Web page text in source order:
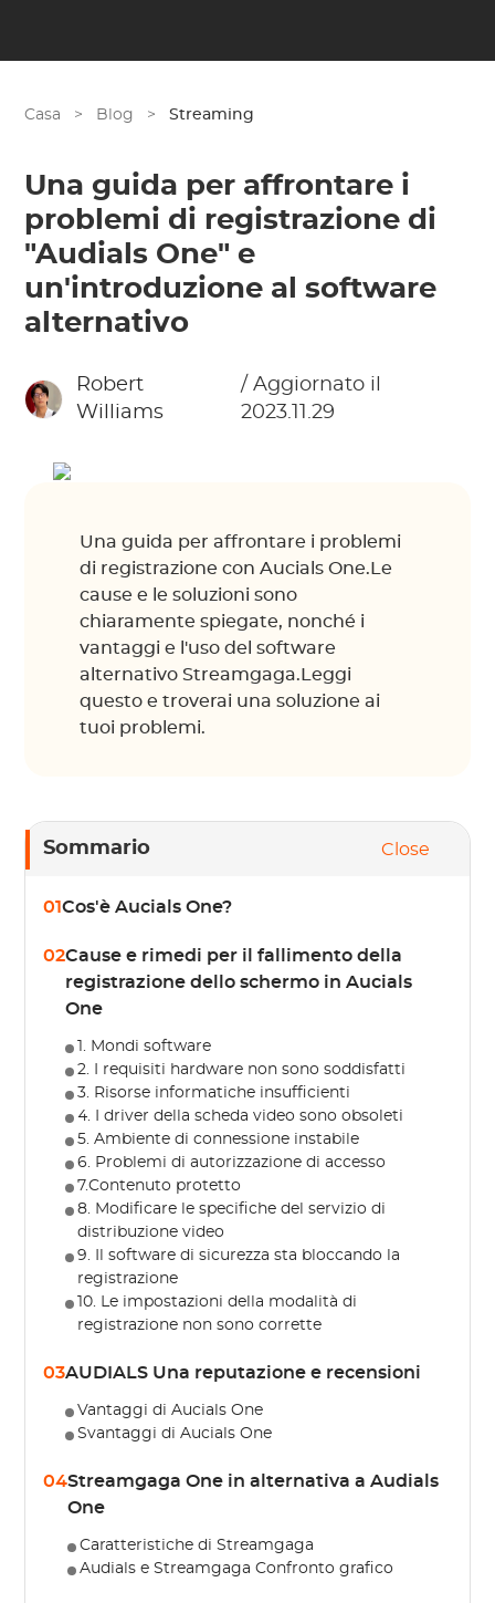
Casa > Blog > Streaming
Una guida per affrontare i
problemi di registrazione di
"Audials One" e
un'introduzione al software
alternativo
Robert
Williams
/ Aggiornato il
2023.11.29
Una guida per affrontare i problemi
di registrazione con Aucials One.Le
cause e le soluzioni sono
chiaramente spiegate, nonché i
vantaggi e l'uso del software
alternativo Streamgaga.Leggi
questo e troverai una soluzione ai
tuoi problemi.
Sommario Close
01Cos'è Aucials One?
02Cause e rimedi per il fallimento della
registrazione dello schermo in Aucials
One
1. Mondi software
2. I requisiti hardware non sono soddisfatti
3. Risorse informatiche insufficienti
4. I driver della scheda video sono obsoleti
5. Ambiente di connessione instabile
6. Problemi di autorizzazione di accesso
7.Contenuto protetto
8. Modificare le specifiche del servizio di
distribuzione video
9. Il software di sicurezza sta bloccando la
registrazione
10. Le impostazioni della modalità di
registrazione non sono corrette
03AUDIALS Una reputazione e recensioni
Vantaggi di Aucials One
Svantaggi di Aucials One
04Streamgaga One in alternativa a Audials
One
Caratteristiche di Streamgaga
Audials e Streamgaga Confronto grafico